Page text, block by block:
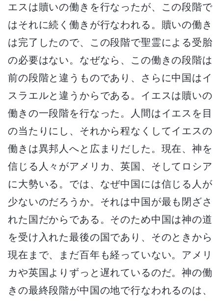
エスは贖いの働きを行なったが、この段階で
はそれに続く働きが行なわれる。贖いの働き
は完了したので、この段階で聖霊による受胎
の必要はない。なぜなら、この働きの段階は
前の段階と違うものであり、さらに中国はイ
スラエルと違うからである。イエスは贖いの
働きの一段階を行なった。人間はイエスを目
の当たりにし、それから程なくしてイエスの
働きは異邦人へと広まりだした。現在、神を
信じる人々がアメリカ、英国、そしてロシア
に大勢いる。では、なぜ中国には信じる人が
少ないのだろうか。それは中国が最も閉ざさ
れた国だからである。そのため中国は神の道
を受け入れた最後の国であり、そのときから
現在まで、まだ百年も経っていない。アメリ
カや英国よりずっと遅れているのだ。神の働
きの最終段階が中国の地で行なわれるのは、